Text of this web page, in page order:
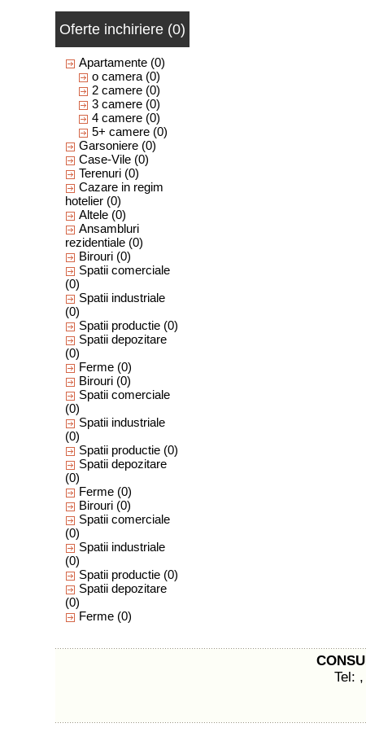
Oferte inchiriere (0)
Apartamente(0)
o camera(0)
2 camere(0)
3 camere(0)
4 camere(0)
5+ camere(0)
Garsoniere(0)
Case-Vile(0)
Terenuri(0)
Cazare in regim
hotelier(0)
Altele(0)
Ansambluri
rezidentiale(0)
Birouri(0)
Spatii comerciale
(0)
Spatii industriale
(0)
Spatii productie(0)
Spatii depozitare
(0)
Ferme(0)
Birouri(0)
Spatii comerciale
(0)
Spatii industriale
(0)
Spatii productie(0)
Spatii depozitare
(0)
Ferme(0)
Birouri(0)
Spatii comerciale
(0)
Spatii industriale
(0)
Spatii productie(0)
Spatii depozitare
(0)
Ferme(0)
Tel: